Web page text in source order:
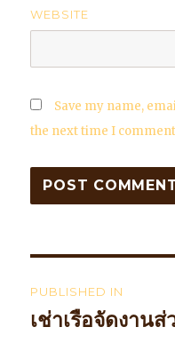
WEBSITE
Save my name,
the next time I
navigation
PUBLISHED IN
เช่าเรือจัดงาน